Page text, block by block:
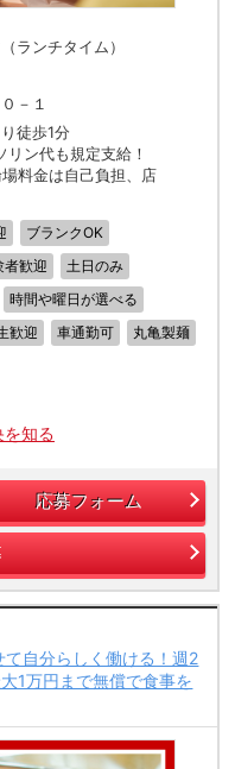
ランチタイム）
－１
徒歩1分
ン代も規定支給！
料金は自己負担、店
ブランクOK
者歓迎
土日のみ
時間や曜日が選べる
歓迎 車通勤可
丸亀製麺
を知る
応募フォーム
自分らしく働ける！週2
1万円まで無償で食事を